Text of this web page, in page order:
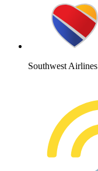
Southwest Airlines